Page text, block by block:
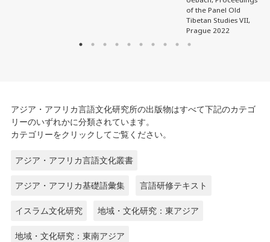
of the Panel Old
Tibetan Studies VII,
Prague 2022
アジア・アフリカ言語文化研究所の出版物はすべて下記のカテゴ
リーのいずれかに分類されています。
カテゴリーをクリックしてご覧ください。
アジア・アフリカ言語文化叢書
アジア・アフリカ基礎語彙集 言語研修テキスト
イスラム文化研究 地域・文化研究：東アジア
地域・文化研究：東南アジア